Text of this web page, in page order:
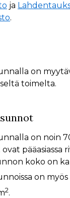
ja
.
on
toimelta.
on noin
pääasiassa
koko on
on
2.